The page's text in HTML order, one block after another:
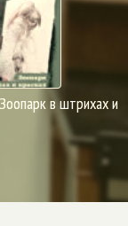
в штрихах и